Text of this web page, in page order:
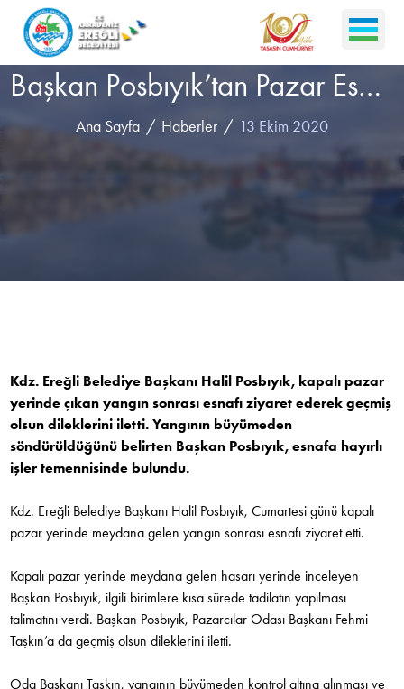
Başkan Posbıyık’tan Pazar Esnafına Geçmiş Olsun Ziyareti
Ana Sayfa Haberler 13 Ekim 2020
Kdz. Ereğli Belediye Başkanı Halil Posbıyık, kapalı pazar
yerinde çıkan yangın sonrası esnafı ziyaret ederek geçmiş
olsun dileklerini iletti. Yangının büyümeden
söndürüldüğünü belirten Başkan Posbıyık, esnafa hayırlı
işler temennisinde bulundu.
Kdz. Ereğli Belediye Başkanı Halil Posbıyık, Cumartesi günü kapalı
pazar yerinde meydana gelen yangın sonrası esnafı ziyaret etti.
Kapalı pazar yerinde meydana gelen hasarı yerinde inceleyen
Başkan Posbıyık, ilgili birimlere kısa sürede tadilatın yapılması
talimatını verdi. Başkan Posbıyık, Pazarcılar Odası Başkanı Fehmi
Taşkın’a da geçmiş olsun dileklerini iletti.
Oda Başkanı Taşkın, yangının büyümeden kontrol altına alınması ve